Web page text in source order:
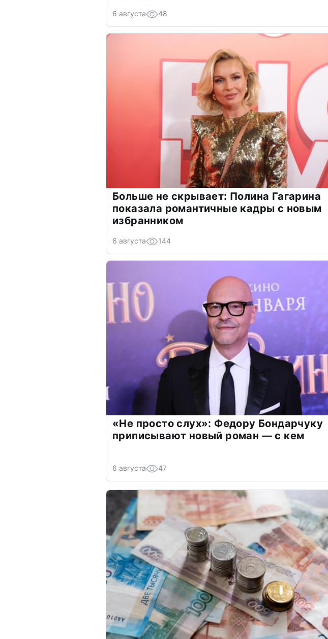
6 августа 48
Больше не скрывает: Полина Гагарина
показала романтичные кадры с новым
избранником
6 августа 144
«Не просто слух»: Федору Бондарчуку
приписывают новый роман — с кем
6 августа 47